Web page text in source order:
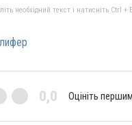
необхідний текст і натисніть Ctrl
0,0 Оцініть першим